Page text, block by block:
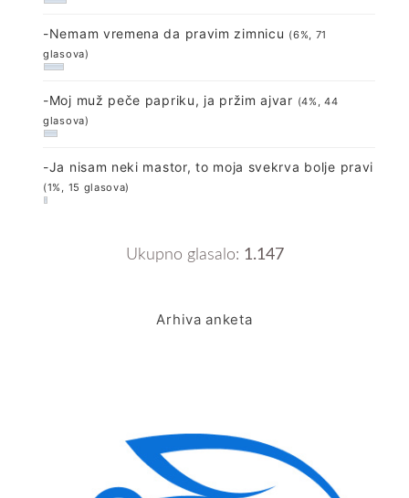
-Nemam vremena da pravim zimnicu (6%, 71
glasova)
-Moj muž peče papriku, ja pržim ajvar (4%, 44
glasova)
-Ja nisam neki mastor, to moja svekrva bolje pravi
(1%, 15 glasova)
Ukupno glasalo: 1.147
Arhiva anketa